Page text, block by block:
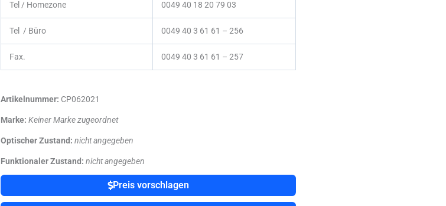
Tel / Homezone 0049 40 18 20 79 03
Tel / Büro 0049 40 3 61 61 – 256
Fax. 0049 40 3 61 61 – 257
Artikelnummer: CP062021
Marke: Keiner Marke zugeordnet
Optischer Zustand: nicht angegeben
Funktionaler Zustand: nicht angegeben
Preis vorschlagen